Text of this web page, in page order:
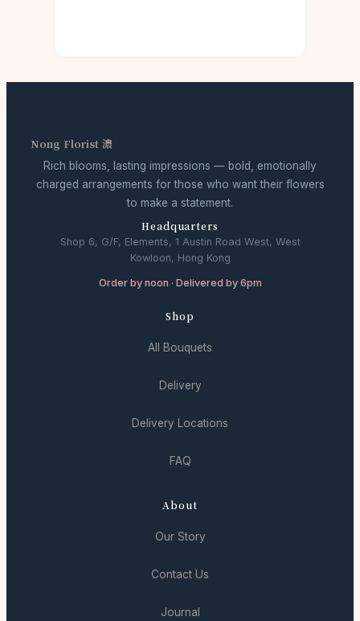
Nong Florist 濃
Rich blooms, lasting impressions — bold, emotionally
charged arrangements for those who want their flowers
to make a statement.
Headquarters
Shop 6, G/F, Elements, 1 Austin Road West, West
Kowloon, Hong Kong
Order by noon · Delivered by 6pm
Shop
All Bouquets
Delivery
Delivery Locations
FAQ
About
Our Story
Contact Us
Journal